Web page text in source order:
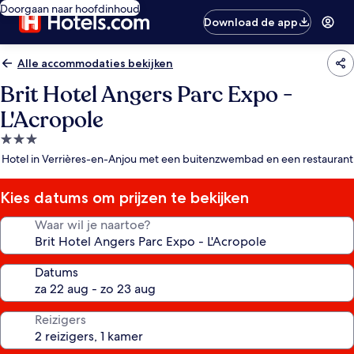
Doorgaan naar hoofdinhoud
Download de app
Alle accommodaties bekijken
Brit Hotel Angers Parc Expo -
L'Acropole
3.0-
sterrenaccommodatie
Hotel in Verrières-en-Anjou met een buitenzwembad en een restaurant
Kies datums om prijzen te bekijken
Waar wil je naartoe?
Datums
Reizigers